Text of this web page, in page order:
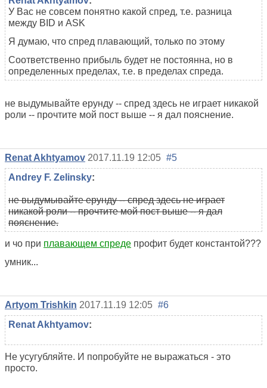
У Вас не совсем понятно какой спред, т.е. разница
между BID и ASK
Я думаю, что спред плавающий, только по этому
Соответственно прибыль будет не постоянна, но в
определенных пределах, т.е. в пределах спреда.
не выдумывайте ерунду -- спред здесь не играет никакой
роли -- прочтите мой пост выше -- я дал пояснение.
Renat Akhtyamov 2017.11.19 12:05 #5
Andrey F. Zelinsky:
не выдумывайте ерунду -- спред здесь не играет
никакой роли -- прочтите мой пост выше -- я дал
пояснение.
и чо при плавающем спреде профит будет константой???
умник...
Artyom Trishkin 2017.11.19 12:05 #6
Renat Akhtyamov:
Не усугубляйте. И попробуйте не выражаться - это
просто.